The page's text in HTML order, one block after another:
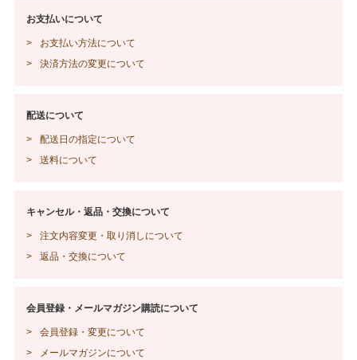
お支払いについて
お支払い方法について
決済方法の変更について
配送について
配送日の指定について
送料について
キャンセル・返品・交換について
注文内容変更・取り消しについて
返品・交換について
会員登録・メールマガジン購読について
会員登録・変更について
メールマガジンについて